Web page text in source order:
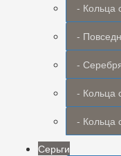
- Кольца
-
-
- Кольца
- Кольца
Серьги